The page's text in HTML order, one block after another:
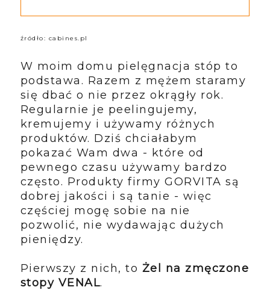
źródło: cabines.pl
W moim domu pielęgnacja stóp to
podstawa. Razem z mężem staramy
się dbać o nie przez okrągły rok.
Regularnie je peelingujemy,
kremujemy i używamy różnych
produktów. Dziś chciałabym
pokazać Wam dwa - które od
pewnego czasu używamy bardzo
często. Produkty firmy GORVITA są
dobrej jakości i są tanie - więc
częściej mogę sobie na nie
pozwolić, nie wydawając dużych
pieniędzy.
Pierwszy z nich, to Żel na zmęczone
stopy VENAL.